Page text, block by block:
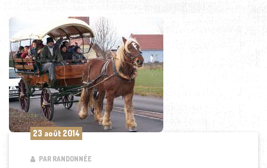
23 août 2014
PAR RANDONNÉE